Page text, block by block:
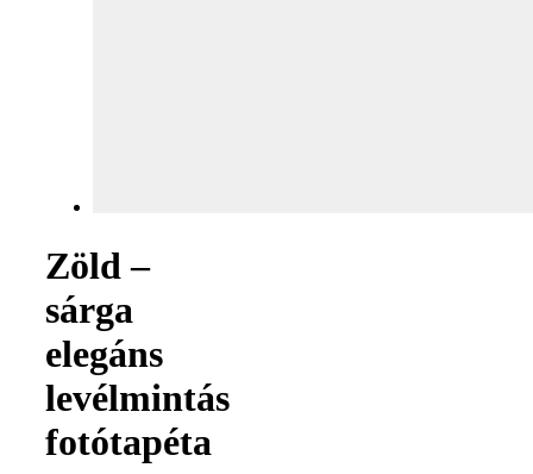
Zöld –
sárga
elegáns
levélmintás
fotótapéta